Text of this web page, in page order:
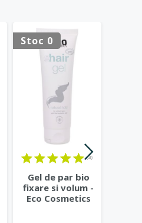
Stoc 0
(4)
Gel de par bio
fixare si volum -
Eco Cosmetics